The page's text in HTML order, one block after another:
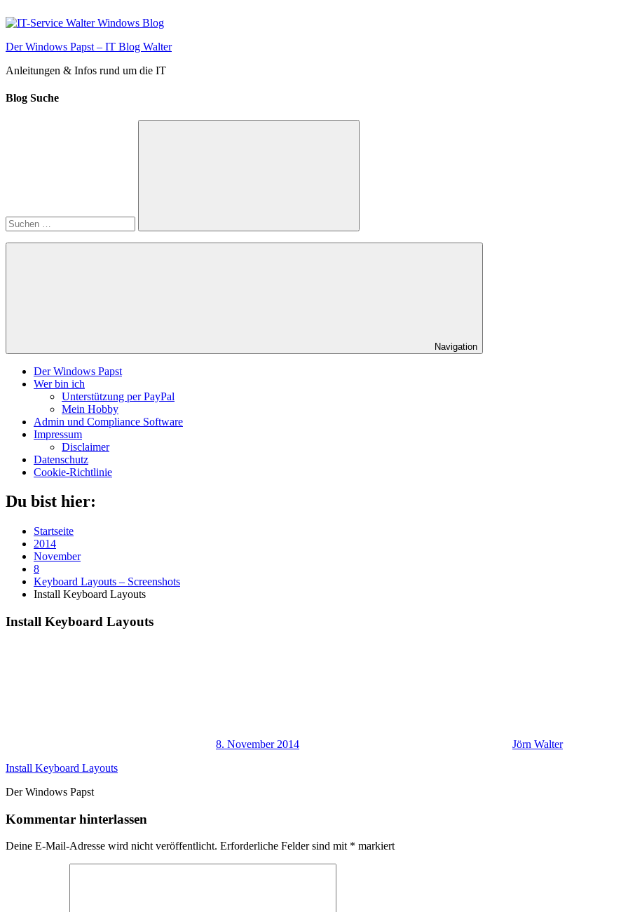
Inhalt
Der Windows Papst – IT Blog Walter
Anleitungen & Infos rund um die IT
Blog Suche
Suchen
Navigation
Der Windows Papst
Wer bin ich
Unterstützung per PayPal
Mein Hobby
Admin und Compliance Software
Impressum
Disclaimer
Datenschutz
Cookie-Richtlinie
Du bist hier:
Startseite
2014
November
8
Keyboard Layouts – Screenshots
Install Keyboard Layouts
Install Keyboard Layouts
8. November 2014
Jörn Walter
Install Keyboard Layouts
Der Windows Papst
Kommentar hinterlassen
Deine E-Mail-Adresse wird nicht veröffentlicht. Erforderliche Felder sind mit * markiert